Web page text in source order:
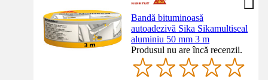
Bandă bituminoasă
autoadezivă Sika Sikamultiseal
aluminiu 50 mm 3 m
Produsul nu are încă recenzii.